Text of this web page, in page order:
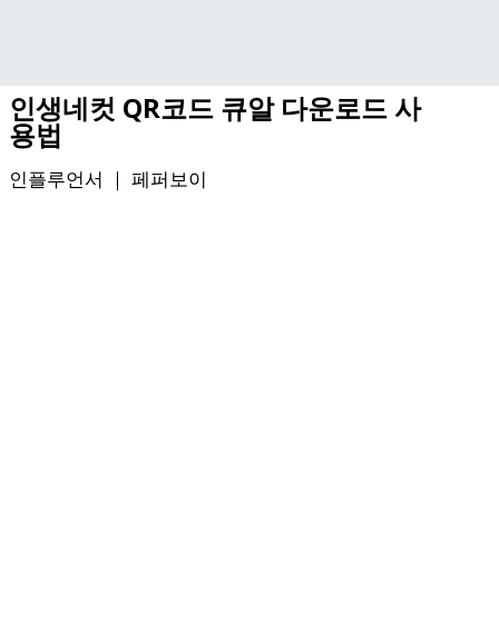
인생네컷 QR코드 큐알 다운로드 사
용법
인플루언서 ｜ 페퍼보이